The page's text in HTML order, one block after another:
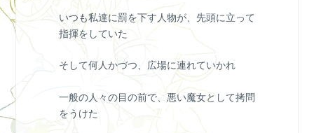
いつも私達に罰を下す人物が、先頭に立って
指揮をしていた
そして何人かづつ、広場に連れていかれ
一般の人々の目の前で、悪い魔女として拷問
をうけた